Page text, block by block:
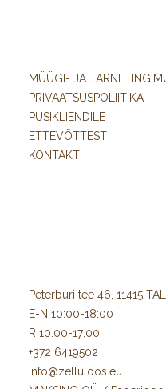
MÜÜGI- JA
PRIVAATSUSPOLIITIKA
PÜSIKLIENDILE
ETTEVÕTTEST
KONTAKT
Peterburi tee 46, 11415
E-N 10:00-18:00
R 10:00-17:00
+372 6419502
info@zelluloos.eu